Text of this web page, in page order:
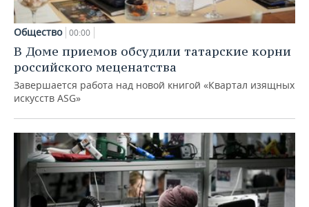
Общество 00:00
В Доме приемов обсудили татарские корни
российского меценатства
Завершается работа над новой книгой «Квартал изящных
искусств ASG»